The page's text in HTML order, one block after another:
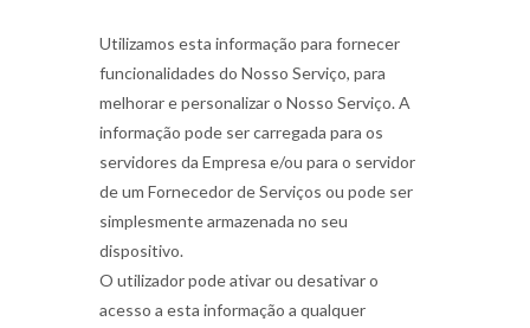
Utilizamos esta informação para fornecer
funcionalidades do Nosso Serviço, para
melhorar e personalizar o Nosso Serviço. A
informação pode ser carregada para os
servidores da Empresa e/ou para o servidor
de um Fornecedor de Serviços ou pode ser
simplesmente armazenada no seu
dispositivo.
O utilizador pode ativar ou desativar o
acesso a esta informação a qualquer